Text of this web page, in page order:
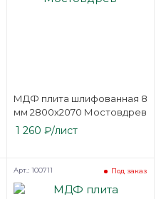
МДФ плита шлифованная 8
мм 2800х2070 Мостовдрев
1 260 ₽/лист
Под заказ
Арт.: 100711